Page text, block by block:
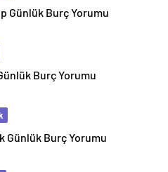
Günlük Burç Yorumu
Burç Yorumu
Günlük Burç Yorumu